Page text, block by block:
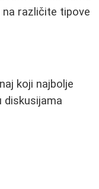
različite tipove
koji najbolje
diskusijama